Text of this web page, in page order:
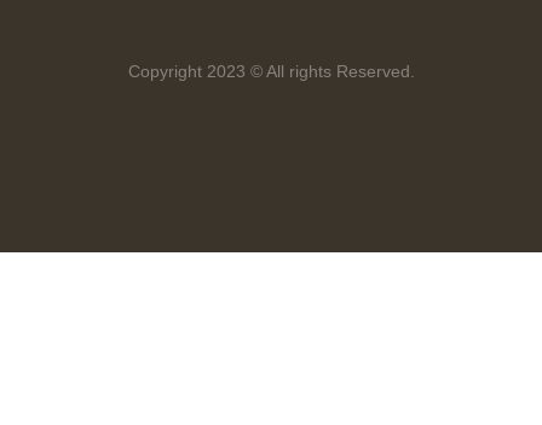
Copyright 2023 © All rights Reserved.